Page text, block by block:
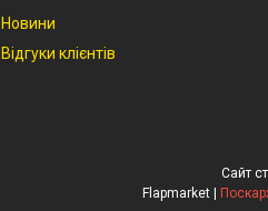
Новини
Відгуки клієнтів
Сайт
Flapmarket |